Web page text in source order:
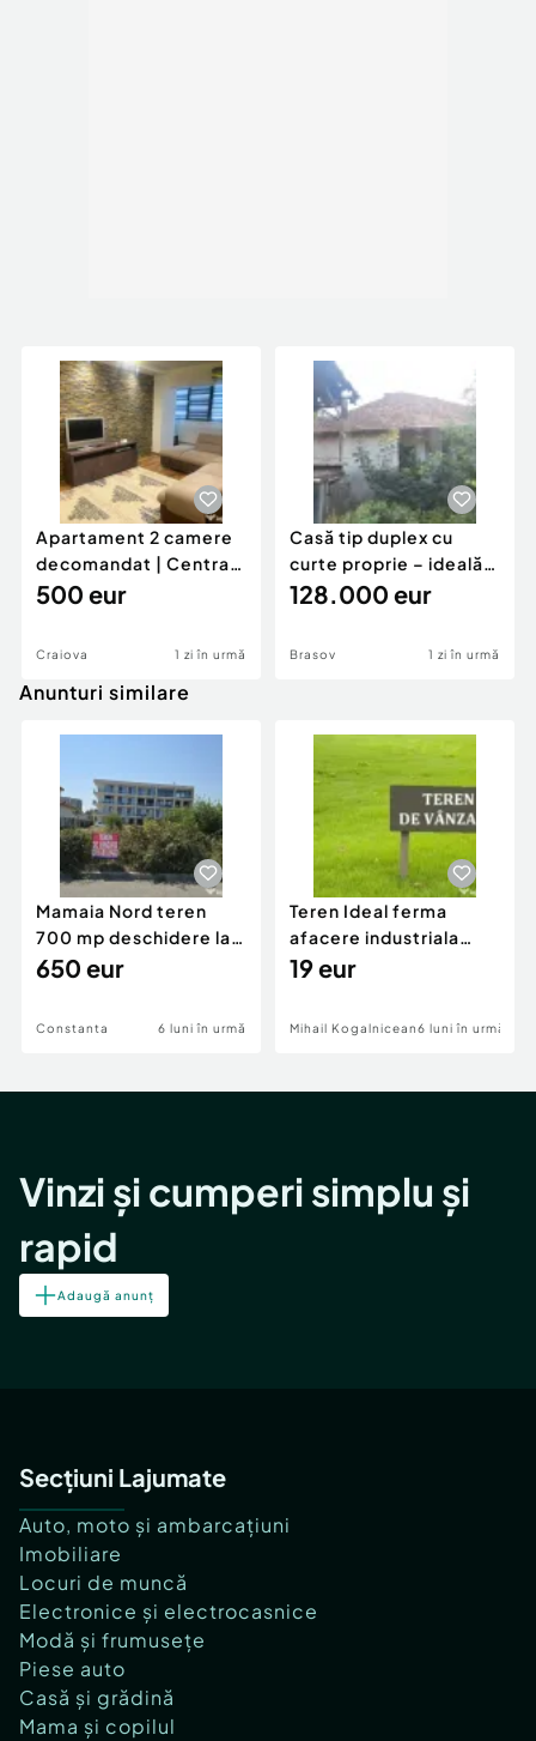
Apartament 2 camere
decomandat | Centrală
proprie | 60 mp |
500 eur
Craiova 1 zi în urmă
Casă tip duplex cu
curte proprie – ideală
pentru renovar
128.000 eur
Brasov 1 zi în urmă
Anunturi similare
Mamaia Nord teren
700 mp deschidere la
D24 si D25
650 eur
Constanta 6 luni în urmă
Teren Ideal ferma
afacere industriala
deschidere 71 ml la
19 eur
Mihail Kogalniceanu6 luni în urmă
Vinzi și cumperi simplu și
rapid
Adaugă anunț
Secțiuni Lajumate
Auto, moto și ambarcațiuni
Imobiliare
Locuri de muncă
Electronice și electrocasnice
Modă și frumusețe
Piese auto
Casă și grădină
Mama și copilul